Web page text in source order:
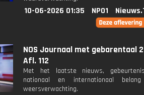
10-06-2026 01:35 NPO1
NOS Journaal met gebarentaal
Afl. 112
Met het laatste nieuws,
nationaal en internationaal
weersverwachting.